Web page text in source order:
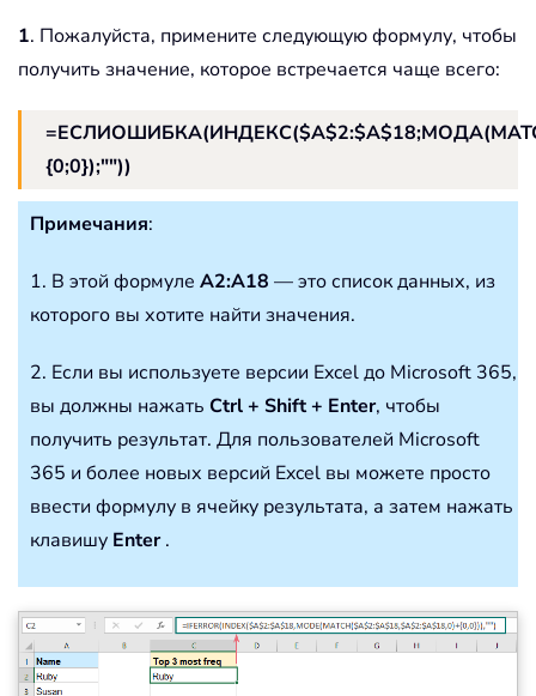
1. Пожалуйста, примените следующую формулу, чтобы
получить значение, которое встречается чаще всего:
{0;0});""))
Примечания:
1. В этой формуле A2:A18 — это список данных, из
которого вы хотите найти значения.
2. Если вы используете версии Excel до Microsoft 365,
вы должны нажать Ctrl + Shift + Enter, чтобы
получить результат. Для пользователей Microsoft
365 и более новых версий Excel вы можете просто
ввести формулу в ячейку результата, а затем нажать
клавишу Enter.